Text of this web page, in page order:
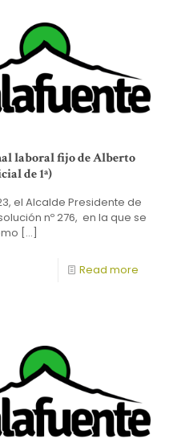
laboral fijo de Alberto
de 1ª)
el Alcalde Presidente de
nº 276, en la que se
[…]
Read more